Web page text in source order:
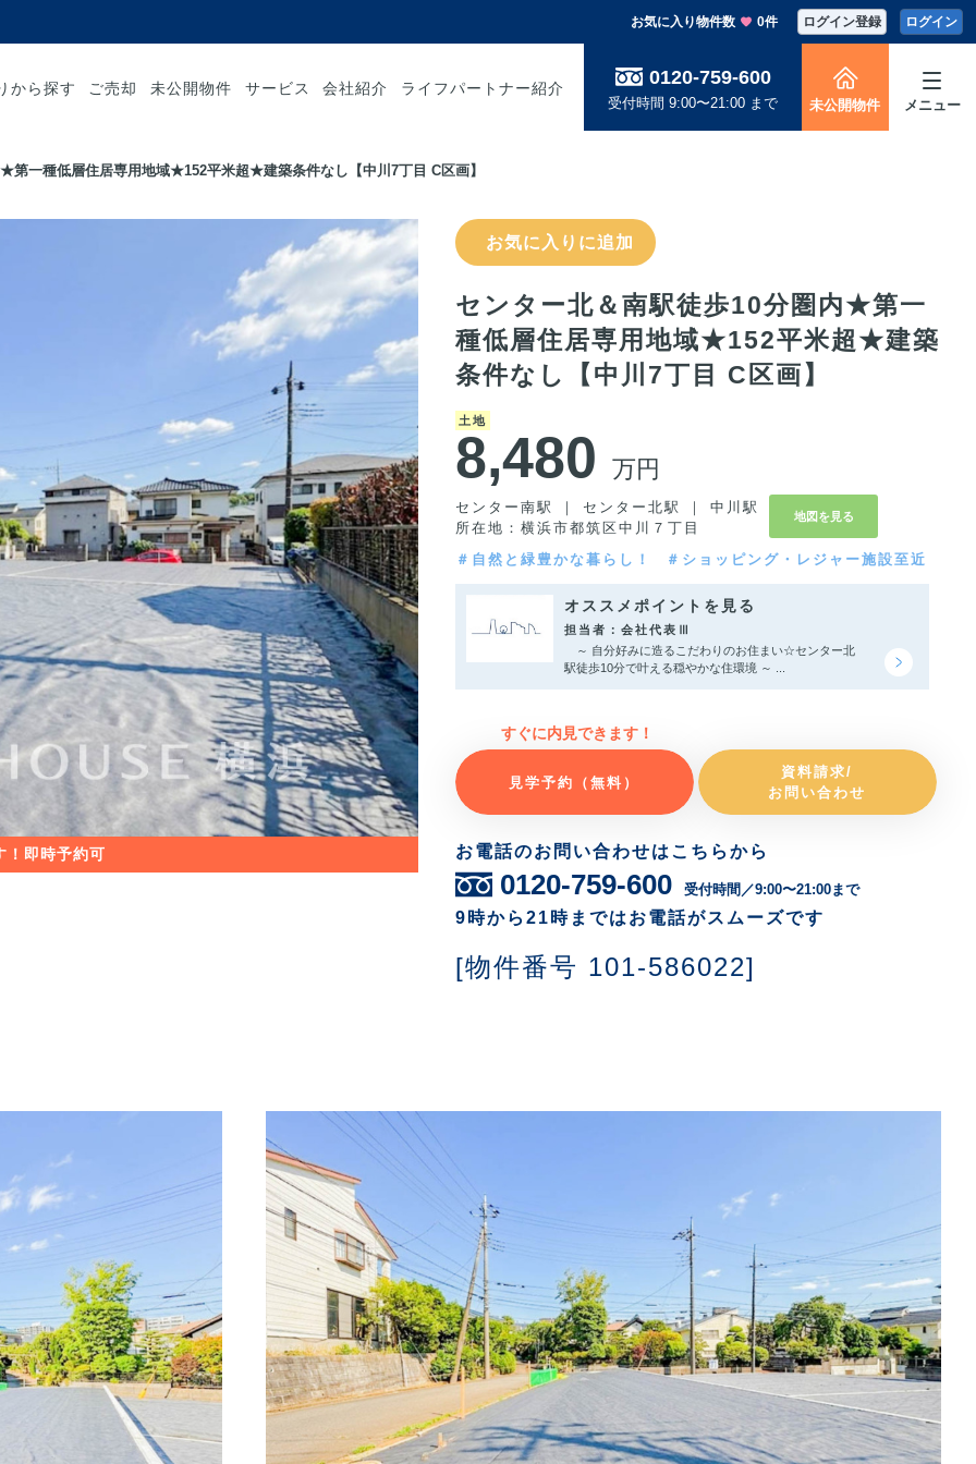
お気に入り物件数 0件 ログイン登録 ログイン
から探す ご売却 未公開物件 サービス 会社紹介 ライフパートナー紹介 0120-759-600
受付時間 9:00〜21:00 まで 未公開物件 メニュー
第一種低層住居専用地域★152平米超★建築条件なし【中川7丁目 C区画】
お気に入りに追加
センター北＆南駅徒歩10分圏内★第一
種低層住居専用地域★152平米超★建築
条件なし【中川7丁目 C区画】
土地
8,480 万円
センター南駅 ｜ センター北駅 ｜ 中川駅
所在地：横浜市都筑区中川７丁目
地図を見る
＃自然と緑豊かな暮らし！ ＃ショッピング・レジャー施設至近
オススメポイントを見る
担当者：会社代表Ⅲ
～ 自分好みに造るこだわりのお住まい☆センター北
駅徒歩10分で叶える穏やかな住環境 ～ ...
すぐに内見できます！
見学予約（無料）
資料請求/
お問い合わせ
お電話のお問い合わせはこちらから
0120-759-600 受付時間／9:00〜21:00まで
9時から21時まではお電話がスムーズです
[物件番号 101-586022]